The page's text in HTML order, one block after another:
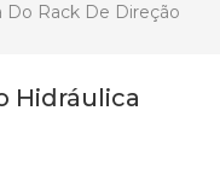
Do Rack De Direção
Hidráulica